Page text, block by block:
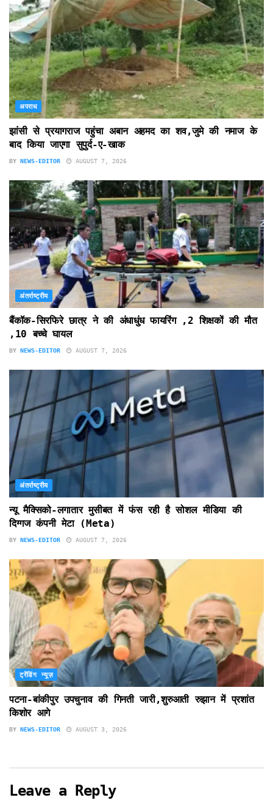
अपराध
झांसी से प्रयागराज पहुंचा अबान अहमद का शव,जुमे की नमाज के
बाद किया जाएगा सुपुर्द-ए-खाक
BY NEWS-EDITOR AUGUST 7, 2026
अंतर्राष्ट्रीय
बैंकॉक-सिरफिरे छात्र ने की अंधाधुंध फायरिंग ,2 शिक्षकों की मौत
,10 बच्चे घायल
BY NEWS-EDITOR AUGUST 7, 2026
अंतर्राष्ट्रीय
न्यू मैक्सिको-लगातार मुसीबत में फंस रही है सोशल मीडिया की
दिग्गज कंपनी मेटा (Meta)
BY NEWS-EDITOR AUGUST 7, 2026
ट्रेंडिंग न्यूज़
पटना-बांकीपुर उपचुनाव की गिनती जारी,शुरुआती रुझान में प्रशांत
किशोर आगे
BY NEWS-EDITOR AUGUST 3, 2026
Leave a Reply